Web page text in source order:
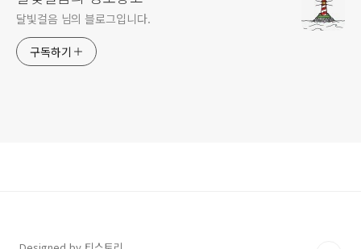
달빛걸음 님의 블로그입니다.
구독하기